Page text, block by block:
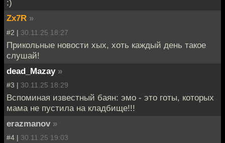
:)
Zx7R »
#2 | 30.11.25 18:27
Прикольные новости хых, хоть каждый день такое
слушай!
dead_Mazay »
#3 | 30.11.25 18:29
Вспоминая известный баян: эмо - это готы, которых
мама не пустила на кладбище!!!
erazmanov »
#4 | 30.11.25 19:03